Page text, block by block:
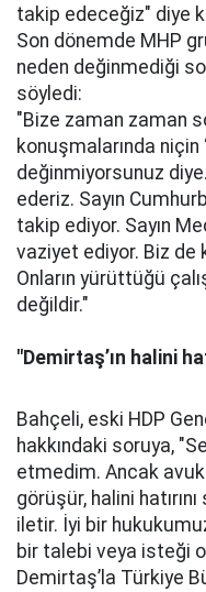
takip edeceğiz" diye
Son dönemde MHP
neden değinmediği
söyledi:
"Bize zaman zaman
konuşmalarında niçin
değinmiyorsunuz
ederiz. Sayın
takip ediyor. Sayın
vaziyet ediyor. Biz de
Onların yürüttüğü
değildir."
"Demirtaş’ın halini
Bahçeli, eski HDP
hakkındaki soruya,
etmedim. Ancak
görüşür, halini
iletir. İyi bir
bir talebi veya isteği
Demirtaş’la Türkiye